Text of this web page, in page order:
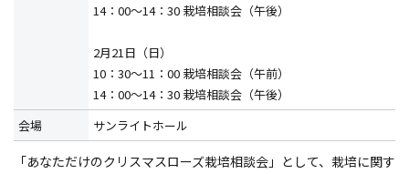
14：00～14：30 栽培相談会（午後）
2月21日（日）
10：30～11：00 栽培相談会（午前）
14：00～14：30 栽培相談会（午後）
会場
サンライトホール
「あなただけのクリスマスローズ栽培相談会」として、栽培に関す